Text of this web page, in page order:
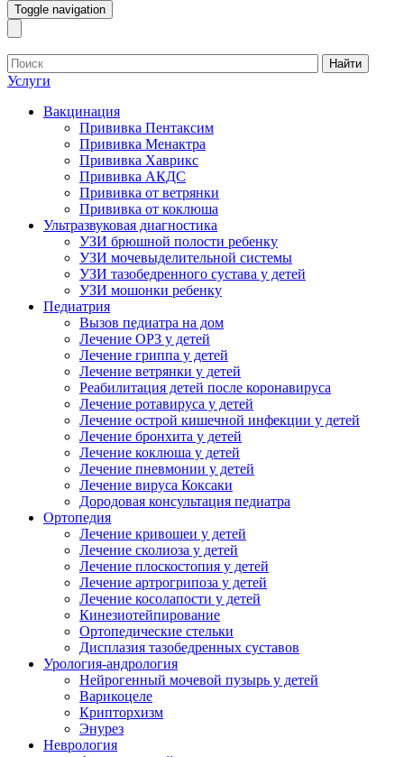
Toggle navigation
Найти
Услуги
Вакцинация
Прививка Пентаксим
Прививка Менактра
Прививка Хаврикс
Прививка АКДС
Прививка от ветрянки
Прививка от коклюша
Ультразвуковая диагностика
УЗИ брюшной полости ребенку
УЗИ мочевыделительной системы
УЗИ тазобедренного сустава у детей
УЗИ мошонки ребенку
Педиатрия
Вызов педиатра на дом
Лечение ОРЗ у детей
Лечение гриппа у детей
Лечение ветрянки у детей
Реабилитация детей после коронавируса
Лечение ротавируса у детей
Лечение острой кишечной инфекции у детей
Лечение бронхита у детей
Лечение коклюша у детей
Лечение пневмонии у детей
Лечение вируса Коксаки
Дородовая консультация педиатра
Ортопедия
Лечение кривошеи у детей
Лечение сколиоза у детей
Лечение плоскостопия у детей
Лечение артрогрипоза у детей
Лечение косолапости у детей
Кинезиотейпирование
Ортопедические стельки
Дисплазия тазобедренных суставов
Урология-андрология
Нейрогенный мочевой пузырь у детей
Варикоцеле
Крипторхизм
Энурез
Неврология